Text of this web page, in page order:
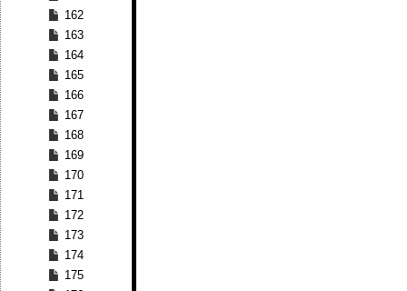
162
163
164
165
166
167
168
169
170
171
172
173
174
175